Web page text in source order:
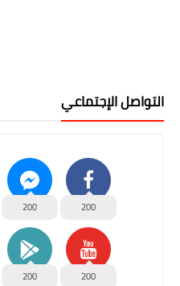
التواصل الإجتماعي
200
200
200
200